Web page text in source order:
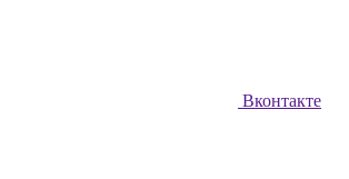
Вконтакте